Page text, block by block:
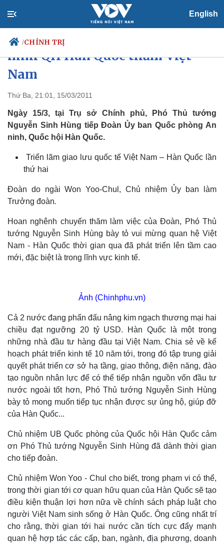
English
/CHÍNH TRỊ
Chính trị
Đảng
Tổ chức nhân sự
Quốc hội
Nhận diện sự thật
Tin 24h
Dự báo thời tiết
Giáo dục
Biển đảo
Chủ nhiệm UB Quốc phòng An
ninh QH Hàn Quốc thăm Việt
Nam
Thứ Ba, 21:01, 15/03/2011
Ngày 15/3, tại Trụ sở Chính phủ, Phó Thủ tướng
Nguyễn Sinh Hùng tiếp Đoàn Ủy ban Quốc phòng An
ninh, Quốc hội Hàn Quốc.
Triển lãm giao lưu quốc tế Việt Nam – Hàn Quốc lần
thứ hai
Đoàn do ngài Won Yoo-Chul, Chủ nhiệm Ủy ban làm
Trưởng đoàn.
Hoan nghênh chuyến thăm làm việc của Đoàn, Phó Thủ
tướng Nguyễn Sinh Hùng bày tỏ vui mừng quan hệ Việt
Nam - Hàn Quốc thời gian qua đã phát triển lên tầm cao
mới, đặc biệt là trong lĩnh vực kinh tế.
Ảnh (Chinhphu.vn)
Cả 2 nước đang phấn đấu nâng kim ngạch thương mại hai
chiều đạt ngưỡng 20 tỷ USD. Hàn Quốc là một trong
những nhà đầu tư hàng đầu tại Việt Nam. Chia sẻ về kế
hoạch phát triển kinh tế 10 năm tới, trong đó tập trung giải
quyết phát triển cơ sở hạ tầng, giao thông, điện năng, đào
tạo nguồn nhân lực để có thể tiếp nhận nguồn vốn đầu tư
nước ngoài tốt hơn, Phó Thủ tướng Nguyễn Sinh Hùng
bày tỏ mong muốn tiếp tục nhận được sự ủng hộ, giúp đỡ
của Hàn Quốc...
Chủ nhiệm UB Quốc phòng của Quốc hội Hàn Quốc cảm
ơn Phó Thủ tướng Nguyễn Sinh Hùng đã dành thời gian
cho tiếp đoàn.
Chủ nhiệm Won Yoo - Chul cho biết, trong phạm vi có thể,
trong thời gian tới cơ quan hữu quan của Hàn Quốc sẽ tạo
điều kiện thuận lợi hơn nữa về chính sách pháp luật cho
người Việt Nam sinh sống ở Hàn Quốc. Ông cũng nhất trí
cho rằng, thời gian tới hai nước cần tích cực đẩy mạnh
quan hệ hợp tác các cấp, ban, ngành, địa phương, doanh